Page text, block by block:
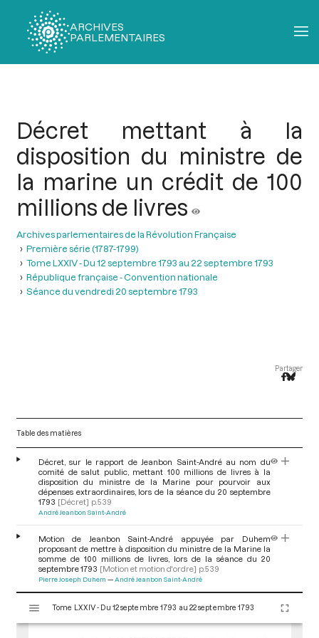
ARCHIVES
PARLEMENTAIRES
Décret mettant à la
disposition du ministre de
la marine un crédit de 100
millions de livres
Archives parlementaires de la Révolution Française
Première série (1787-1799)
Tome LXXIV - Du 12 septembre 1793 au 22 septembre 1793
République française - Convention nationale
Séance du vendredi 20 septembre 1793
Partager
Table des matières
Décret, sur le rapport de Jeanbon Saint-André au nom du
comité de salut public, mettant 100 millions de livres à la
disposition du ministre de la Marine pour pourvoir aux
dépenses extraordinaires, lors de la séance du 20 septembre
1793 [Décret] p.539
André Jeanbon Saint-André
Motion de Jeanbon Saint-André appuyée par Duhem
proposant de mettre à disposition du ministre de la Marine la
somme de 100 millions de livres, lors de la séance du 20
septembre 1793 [Motion et motion d'ordre] p.539
Pierre Joseph Duhem André Jeanbon Saint-André
s
Tome LXXIV - Du 12 septembre 1793 au 22 septembre 1793